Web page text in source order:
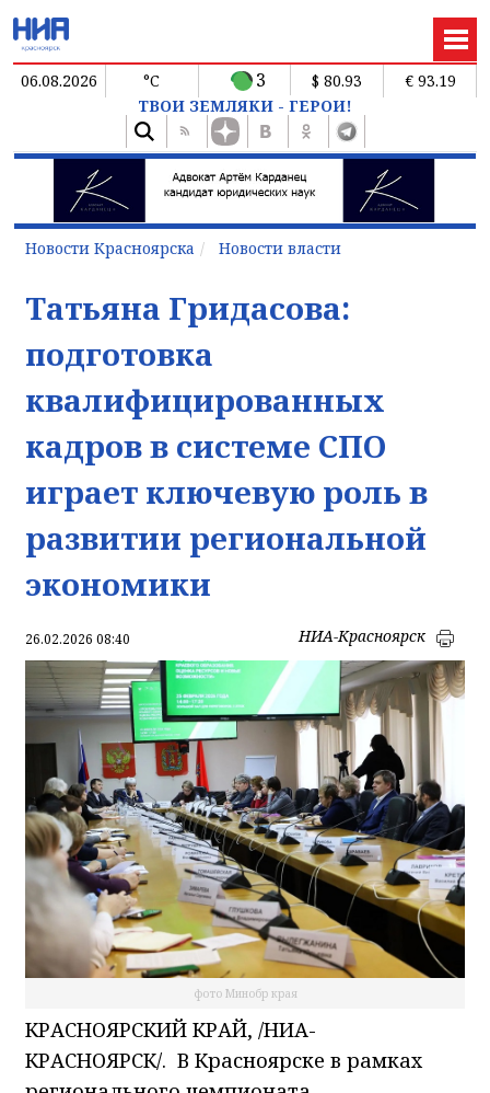
06.08.2026 °C 3 $ 80.93
€ 93.19
ТВОИ ЗЕМЛЯКИ - ГЕРОИ!
Новости Красноярска Новости власти
Татьяна Гридасова:
подготовка
квалифицированных
кадров в системе СПО
играет ключевую роль в
развитии региональной
экономики
26.02.2026 08:40 НИА-Красноярск
фото Минобр края
КРАСНОЯРСКИЙ КРАЙ, /НИА-
КРАСНОЯРСК/. В Красноярске в рамках